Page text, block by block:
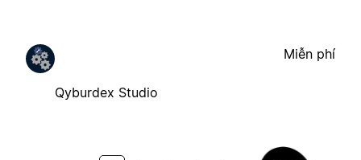
Qyburdex Studio
Miễn phí